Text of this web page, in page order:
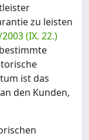
zu leisten
(IX. 22.)
ist das
den Kunden,